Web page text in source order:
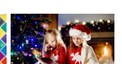
a